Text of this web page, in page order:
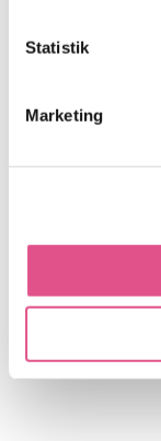
Statistik
Marketing